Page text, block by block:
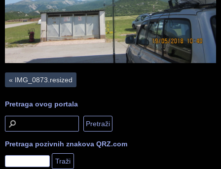
« IMG_0873.resized
Pretraga ovog portala
Pretraga pozivnih znakova QRZ.com